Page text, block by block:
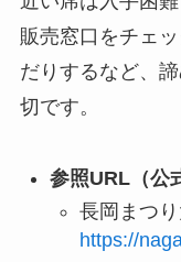
販売窓口をチェ
だりするなど、
切です。
参照URL（公
長岡まつ
https://